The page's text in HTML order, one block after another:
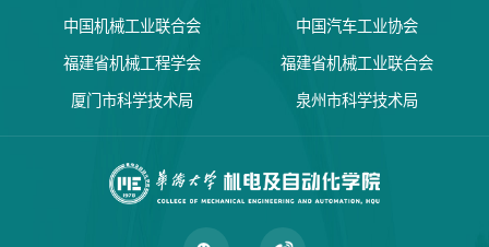
中国机械工业联合会 中国汽车工业协会
福建省机械工程学会 福建省机械工业联合会
厦门市科学技术局 泉州市科学技术局